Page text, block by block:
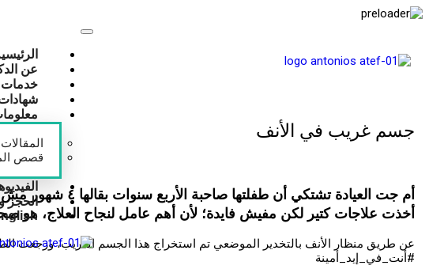
عن
خدمات
المقالات
قصص
الحجز
جسم غريب في الأنف
أم جت العيادة
أخذت علاجات كتير لكن مفيش فايدة؛ لأن أهم عامل لنجاح العلاج،
عن طريق منظار الأنف بالتخدير الموضعي تم استخراج هذا الجسم الغريب، ورجعت
#أنت_في_إيد_أمينة